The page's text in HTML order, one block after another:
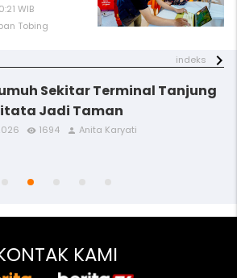
WIB
Tobing
indeks
remove_red_eye person
Sekitar Terminal Tanjung
Jadi Taman
remove_red_eye 1694 person Anita Karyati
remove_red_eye person
remove_red_eye person
KAMI